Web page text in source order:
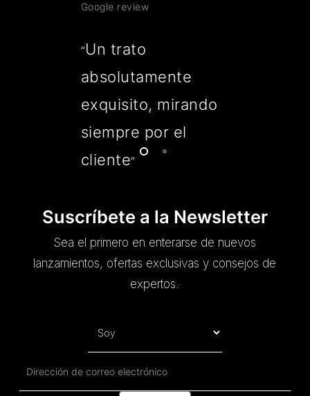
Google review
“Un trato
absolutamente
exquisito, mirando
siempre por el
cliente”
Suscríbete a la Newsletter
Sea el primero en enterarse de nuevos
lanzamientos, ofertas exclusivas y consejos de
expertos.